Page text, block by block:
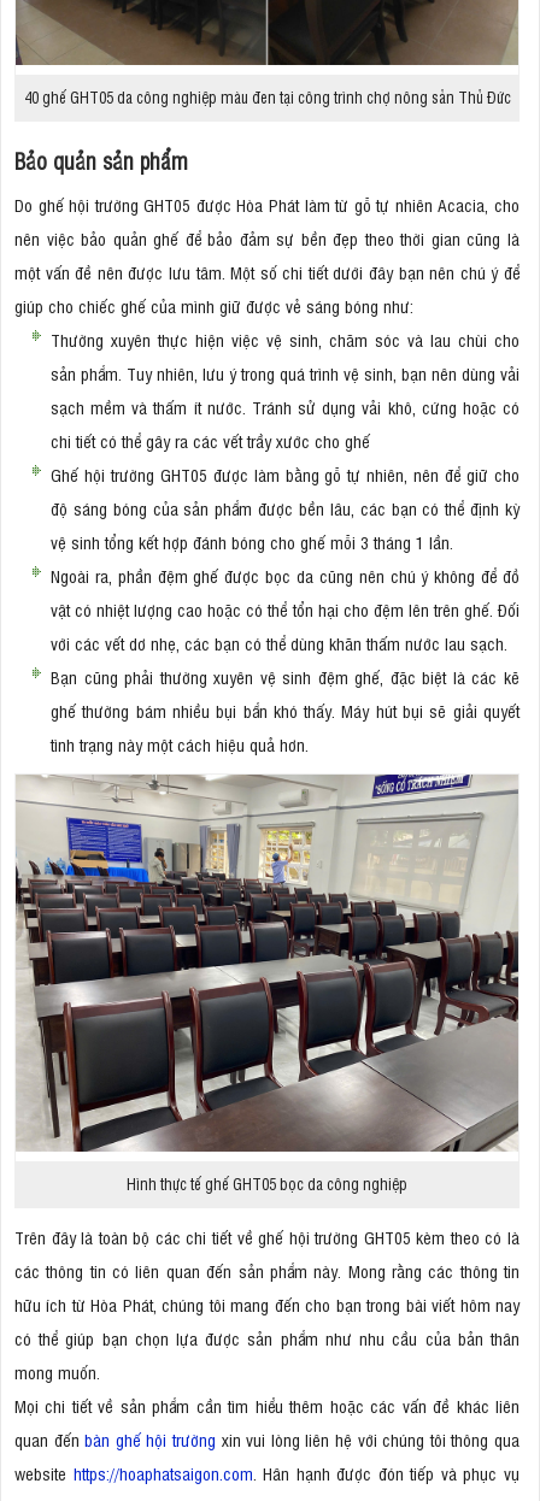
40 ghế GHT05 da công nghiệp màu đen tại công trình chợ nông sản Thủ Đức
Bảo quản sản phẩm
Do ghế hội trường GHT05 được Hòa Phát làm từ gỗ tự nhiên Acacia, cho
nên việc bảo quản ghế để bảo đảm sự bền đẹp theo thời gian cũng là
một vấn đề nên được lưu tâm. Một số chi tiết dưới đây bạn nên chú ý để
giúp cho chiếc ghế của mình giữ được vẻ sáng bóng như:
Thường xuyên thực hiện việc vệ sinh, chăm sóc và lau chùi cho
sản phẩm. Tuy nhiên, lưu ý trong quá trình vệ sinh, bạn nên dùng vải
sạch mềm và thấm ít nước. Tránh sử dụng vải khô, cứng hoặc có
chi tiết có thể gây ra các vết trầy xước cho ghế
Ghế hội trường GHT05 được làm bằng gỗ tự nhiên, nên để giữ cho
độ sáng bóng của sản phẩm được bền lâu, các bạn có thể định kỳ
vệ sinh tổng kết hợp đánh bóng cho ghế mỗi 3 tháng 1 lần.
Ngoài ra, phần đệm ghế được bọc da cũng nên chú ý không để đồ
vật có nhiệt lượng cao hoặc có thể tổn hại cho đệm lên trên ghế. Đối
với các vết dơ nhẹ, các bạn có thể dùng khăn thấm nước lau sạch.
Bạn cũng phải thường xuyên vệ sinh đệm ghế, đặc biệt là các kẽ
ghế thường bám nhiều bụi bẩn khó thấy. Máy hút bụi sẽ giải quyết
tình trạng này một cách hiệu quả hơn.
Hình thực tế ghế GHT05 bọc da công nghiệp
Trên đây là toàn bộ các chi tiết về ghế hội trường GHT05 kèm theo có là
các thông tin có liên quan đến sản phẩm này. Mong rằng các thông tin
hữu ích từ Hòa Phát, chúng tôi mang đến cho bạn trong bài viết hôm nay
có thể giúp bạn chọn lựa được sản phẩm như nhu cầu của bản thân
mong muốn.
Mọi chi tiết về sản phẩm cần tìm hiểu thêm hoặc các vấn đề khác liên
quan đếnbàn ghế hội trường xin vui lòng liên hệ với chúng tôi thông qua
website https://hoaphatsaigon.com . Hân hạnh được đón tiếp và phục vụ